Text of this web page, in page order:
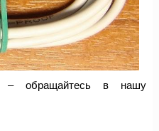
обращайтесь в нашу